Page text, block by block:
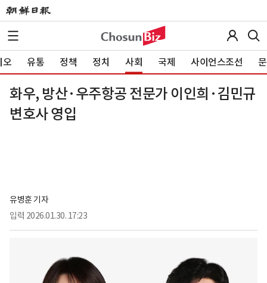
오 유통 정책 정치 사회 국제 사이언스조선
화우, 방산·우주항공 전문가 이인희·김민규
변호사 영입
유병훈 기자
입력 2026.01.30. 17:23